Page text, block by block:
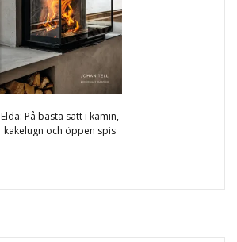
Elda: På bästa sätt i kamin,
kakelugn och öppen spis